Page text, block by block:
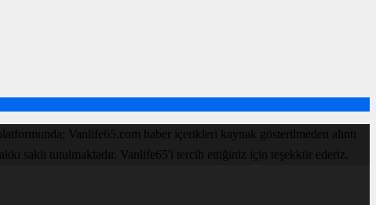
Vanlife65.com haber içerikleri kaynak gösterilmeden alıntı
saklı tutulmaktadır. Vanlife65'i tercih ettiğiniz için teşekkür ederiz.